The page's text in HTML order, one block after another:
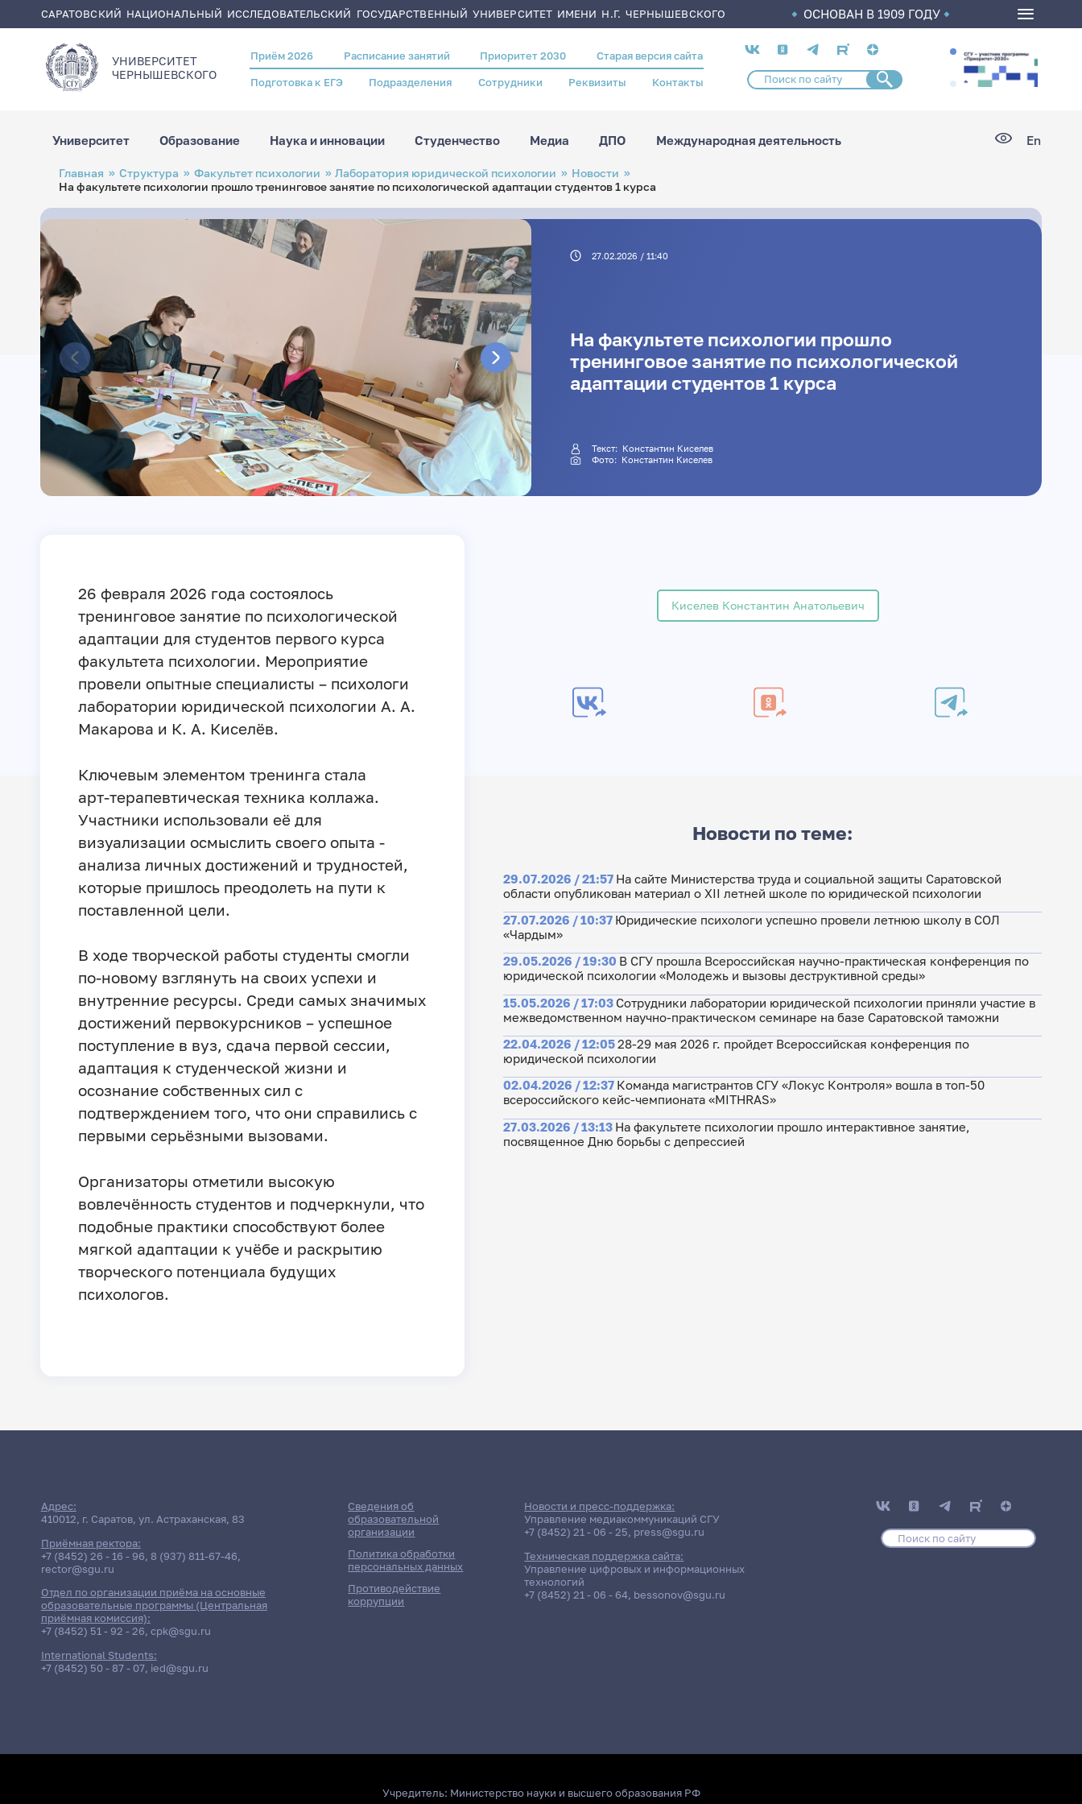
САРАТОВСКИЙ НАЦИОНАЛЬНЫЙ ИССЛЕДОВАТЕЛЬСКИЙ ГОСУДАРСТВЕННЫЙ УНИВЕРСИТЕТ ИМЕНИ Н.Г. ЧЕРНЫШЕВСКОГО ОСНОВАН В 1909 ГОДУ
УНИВЕРСИТЕТ
ЧЕРНЫШЕВСКОГO
Header
menu
Приём 2026 Расписание занятий Приоритет 2030 Старая версия сайта
Подготовка к ЕГЭ Подразделения Сотрудники Реквизиты Контакты
Социальные
сети
Университет Образование Наука и инновации Студенчество Медиа ДПО Международная деятельность En
Строка
навигации
Главная Структура Факультет психологии Лаборатория юридической психологии
Новости
На факультете психологии прошло тренинговое занятие по психологической адаптации студентов 1 курса
27.02.2026 / 11:40
На факультете психологии прошло
тренинговое занятие по психологической
адаптации студентов 1 курса
Текст: Константин Киселев
Фото: Константин Киселев
26 февраля 2026 года состоялось
тренинговое занятие по психологической
адаптации для студентов первого курса
факультета психологии. Мероприятие
провели опытные специалисты – психологи
лаборатории юридической психологии А. А.
Макарова и К. А. Киселёв.
Ключевым элементом тренинга стала
арт‑терапевтическая техника коллажа.
Участники использовали её для
визуализации осмыслить своего опыта -
анализа личных достижений и трудностей,
которые пришлось преодолеть на пути к
поставленной цели.
В ходе творческой работы студенты смогли
по‑новому взглянуть на своих успехи и
внутренние ресурсы. Среди самых значимых
достижений первокурсников – успешное
поступление в вуз, сдача первой сессии,
адаптация к студенческой жизни и
осознание собственных сил с
подтверждением того, что они справились с
первыми серьёзными вызовами.
Организаторы отметили высокую
вовлечённость студентов и подчеркнули, что
подобные практики способствуют более
мягкой адаптации к учёбе и раскрытию
творческого потенциала будущих
психологов.
Киселев Константин Анатольевич
Новости по теме:
29.07.2026 / 21:57 На сайте Министерства труда и социальной защиты Саратовской
области опубликован материал о XII летней школе по юридической психологии
27.07.2026 / 10:37 Юридические психологи успешно провели летнюю школу в СОЛ
«Чардым»
29.05.2026 / 19:30 В СГУ прошла Всероссийская научно-практическая конференция по
юридической психологии «Молодежь и вызовы деструктивной среды»
15.05.2026 / 17:03 Сотрудники лаборатории юридической психологии приняли участие в
межведомственном научно-практическом семинаре на базе Саратовской таможни
22.04.2026 / 12:0528-29 мая 2026 г. пройдет Всероссийская конференция по
юридической психологии
02.04.2026 / 12:37 Команда магистрантов СГУ «Локус Контроля» вошла в топ-50
всероссийского кейс-чемпионата «MITHRAS»
27.03.2026 / 13:13 На факультете психологии прошло интерактивное занятие,
посвященное Дню борьбы с депрессией
Адрес:
410012, г. Саратов, ул. Астраханская, 83
Приёмная ректора:
+7 (8452) 26 - 16 - 96, 8 (937) 811-67-46,
rector@sgu.ru
Отдел по организации приёма на основные
образовательные программы (Центральная
приёмная комиссия):
+7 (8452) 51 - 92 - 26, cpk@sgu.ru
International Students:
+7 (8452) 50 - 87 - 07, ied@sgu.ru
Сведения об
образовательной
организации
Политика обработки
персональных данных
Противодействие
коррупции
Новости и пресс-поддержка:
Управление медиакоммуникаций СГУ
+7 (8452) 21 - 06 - 25, press@sgu.ru
Техническая поддержка сайта:
Управление цифровых и информационных
технологий
+7 (8452) 21 - 06 - 64, bessonov@sgu.ru
Учредитель: Министерство науки и высшего образования РФ